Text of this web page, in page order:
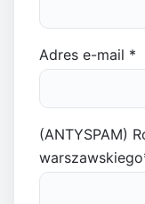
Adres e-mail *
(ANTYSPAM)
warszawskiego